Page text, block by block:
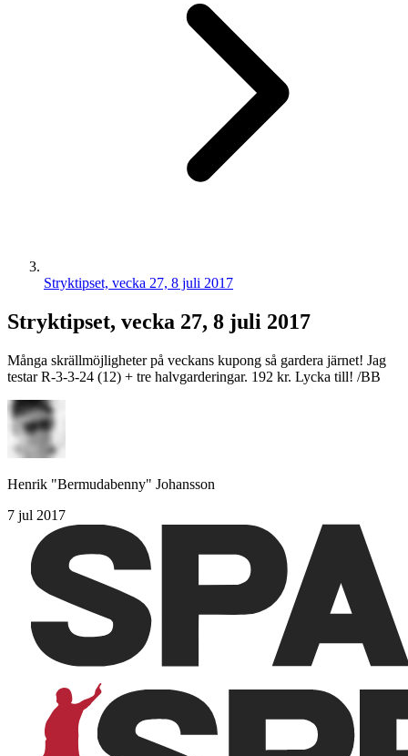
Stryktipset, vecka 27, 8 juli 2017
Stryktipset, vecka 27, 8 juli 2017
Många skrällmöjligheter på veckans kupong så gardera järnet! Jag
testar R-3-3-24 (12) + tre halvgarderingar. 192 kr. Lycka till! /BB
Henrik "Bermudabenny" Johansson
7 jul 2017